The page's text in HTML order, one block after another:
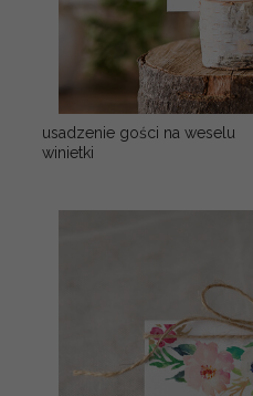
usadzenie gości na weselu
winietki